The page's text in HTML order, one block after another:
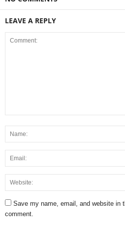
LEAVE A REPLY
Save my name, email, and website in
comment.